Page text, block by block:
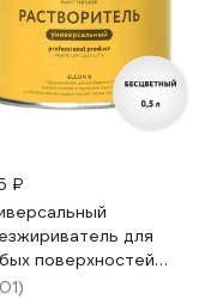
₽
для
поверхностей
R 0,5 л 00-